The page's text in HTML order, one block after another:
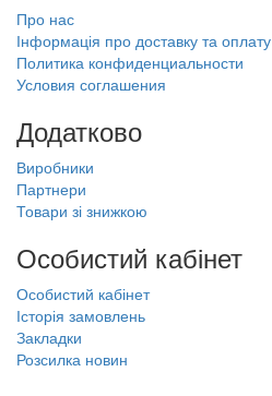
Про нас
Інформація про доставку та оплату
Политика конфиденциальности
Условия соглашения
Додатково
Виробники
Партнери
Товари зі знижкою
Особистий кабінет
Особистий кабінет
Історія замовлень
Закладки
Розсилка новин